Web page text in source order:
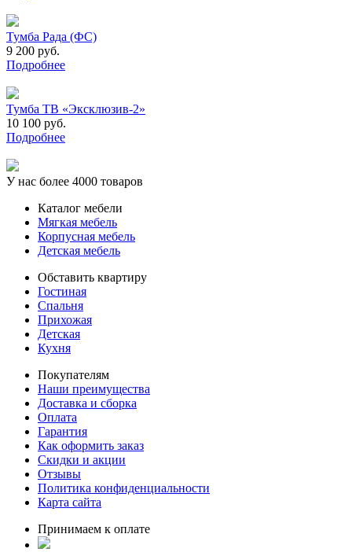
Тумба Рада (ФС)
9 200 руб.
Подробнее
Тумба ТВ «Эксклюзив-2»
10 100 руб.
Подробнее
У нас более 4000 товаров
Каталог мебели
Мягкая мебель
Корпусная мебель
Детская мебель
Обставить квартиру
Гостиная
Спальня
Прихожая
Детская
Кухня
Покупателям
Наши преимущества
Доставка и сборка
Оплата
Гарантия
Как оформить заказ
Скидки и акции
Отзывы
Политика конфиденциальности
Карта сайта
Принимаем к оплате